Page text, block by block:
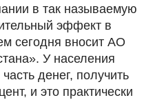
в так называемую
эффект в
сегодня вносит АО
У населения
денег, получить
и это практически